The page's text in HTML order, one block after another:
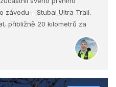
závodu – Stubai Ultra Trail.
přibližně 20 kilometrů za